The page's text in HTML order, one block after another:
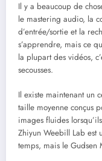
Il y a beaucoup de
le mastering audio, la
d’entrée/sortie et la
s’apprendre, mais ce
la plupart des vidéos,
secousses.
Il existe maintenant un
taille moyenne conçus
images fluides
Zhiyun Weebill Lab est
temps, mais le Gudsen